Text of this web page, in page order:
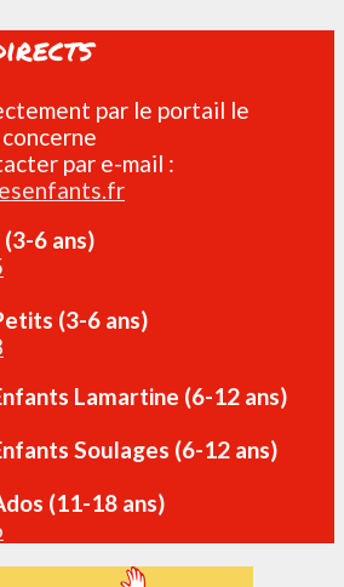
par le portail le
par e-mail :
6 ans)
(3-6 ans)
Lamartine (6-12 ans)
Soulages (6-12 ans)
(11-18 ans)